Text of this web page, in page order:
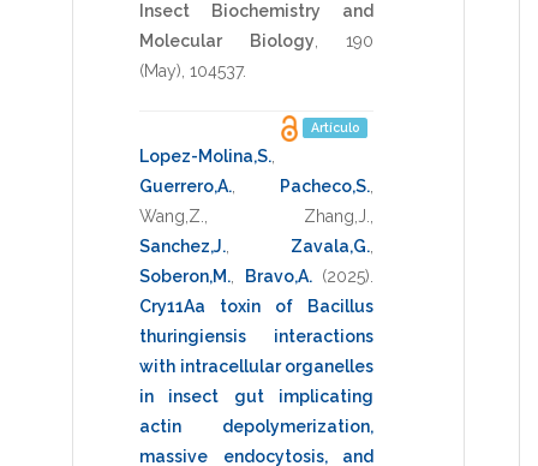
Insect Biochemistry and
Molecular Biology, 190
(May), 104537.
Artículo
Lopez-Molina,S.,
Guerrero,A., Pacheco,S.,
Wang,Z., Zhang,J.,
Sanchez,J., Zavala,G.,
Soberon,M., Bravo,A. (2025).
Cry11Aa toxin of Bacillus
thuringiensis interactions
with intracellular organelles
in insect gut implicating
actin depolymerization,
massive endocytosis, and